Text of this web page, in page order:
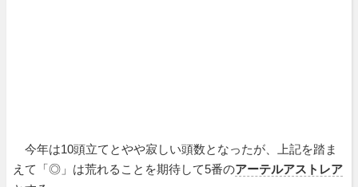
今年は10頭立てとやや寂しい頭数となったが、上記を踏ま
えて「◎」は荒れることを期待して5番のアーテルアストレア